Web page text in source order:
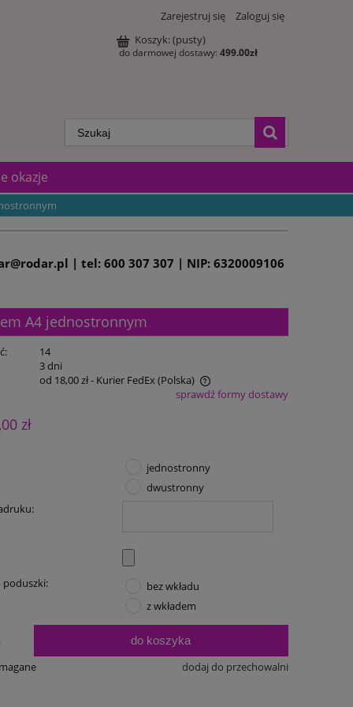
Zarejestruj się
Zaloguj się
Koszyk:(pusty)
do darmowej dostawy: 499.00zł
okazje
| tel: 600 307 307 | NIP: 6320009106
A4 jednostronnym
14
3 dni
od 18,00 zł- Kurier FedEx (Polska)
sprawdź formy dostawy
zł
jednostronny
dwustronny
poduszki:
bez wkładu
z wkładem
do koszyka
dodaj do przechowalni